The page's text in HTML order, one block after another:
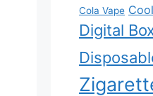
Cola Vape
Digital